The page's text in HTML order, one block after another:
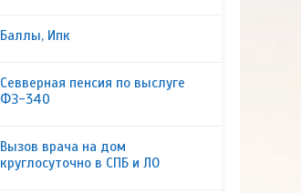
Баллы, Ипк
Севверная пенсия по выслуге
ФЗ-340
Вызов врача на дом
круглосуточно в СПБ и ЛО